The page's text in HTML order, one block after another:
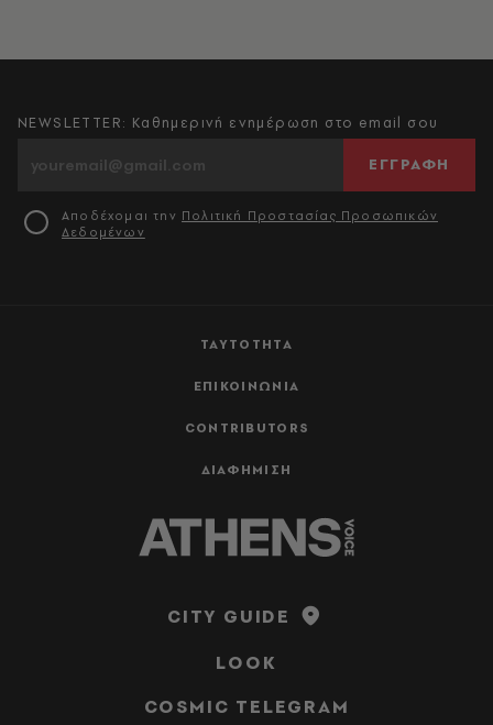
ΤΑΥΤΟΤΗΤΑ
ΕΠΙΚΟΙΝΩΝΙΑ
CONTRIBUTORS
ΔΙΑΦΗΜΙΣΗ
NEWSLETTER: Καθημερινή ενημέρωση στο email σου
ΕΓΓΡΑΦΗ
Αποδέχομαι την Πολιτική Προστασίας Προσωπικών
Δεδομένων
CITY GUIDE
LOOK
COSMIC TELEGRAM